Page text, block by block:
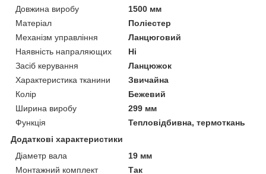
Довжина виробу
1500 мм
Матеріал
Поліестер
Механізм управління
Ланцюговий
Наявність напраляющих
Ні
Засіб керування
Ланцюжок
Характеристика тканини
Звичайна
Колір
Бежевий
Ширина виробу
299 мм
Функція
Тепловідбивна, термоткань
Додаткові характеристики
Діаметр вала
19 мм
Монтажний комплект
Так